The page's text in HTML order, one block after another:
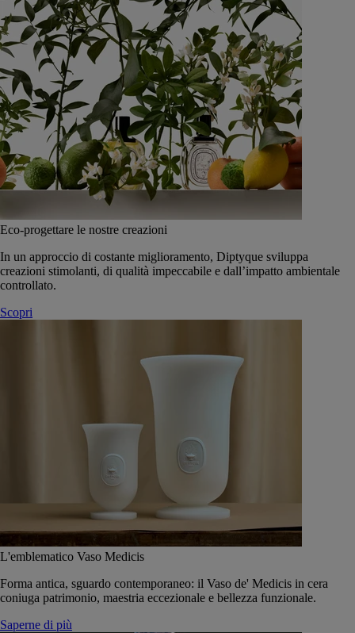
Eco-progettare le nostre creazioni
In un approccio di costante miglioramento, Diptyque sviluppa
creazioni stimolanti, di qualità impeccabile e dall’impatto ambientale
controllato.
Scopri
L'emblematico Vaso Medicis
Forma antica, sguardo contemporaneo: il Vaso de' Medicis in cera
coniuga patrimonio, maestria eccezionale e bellezza funzionale.
Saperne di più